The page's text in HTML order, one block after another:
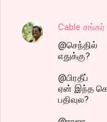
Cable சங்கர்
@செந்தில்
எதுக்கு?
@பிரதீப்
ஏன் இந்த
பதிவுல?